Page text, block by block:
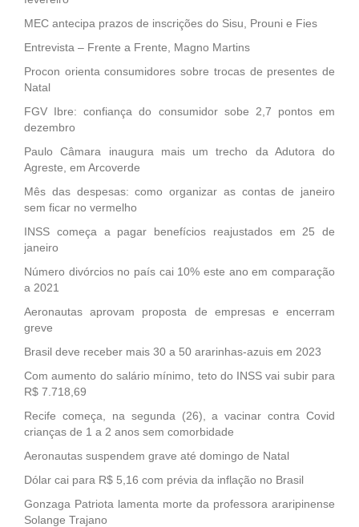
MEC antecipa prazos de inscrições do Sisu, Prouni e Fies
Entrevista – Frente a Frente, Magno Martins
Procon orienta consumidores sobre trocas de presentes de
Natal
FGV Ibre: confiança do consumidor sobe 2,7 pontos em
dezembro
Paulo Câmara inaugura mais um trecho da Adutora do
Agreste, em Arcoverde
Mês das despesas: como organizar as contas de janeiro
sem ficar no vermelho
INSS começa a pagar benefícios reajustados em 25 de
janeiro
Número divórcios no país cai 10% este ano em comparação
a 2021
Aeronautas aprovam proposta de empresas e encerram
greve
Brasil deve receber mais 30 a 50 ararinhas-azuis em 2023
Com aumento do salário mínimo, teto do INSS vai subir para
R$ 7.718,69
Recife começa, na segunda (26), a vacinar contra Covid
crianças de 1 a 2 anos sem comorbidade
Aeronautas suspendem grave até domingo de Natal
Dólar cai para R$ 5,16 com prévia da inflação no Brasil
Gonzaga Patriota lamenta morte da professora araripinense
Solange Trajano